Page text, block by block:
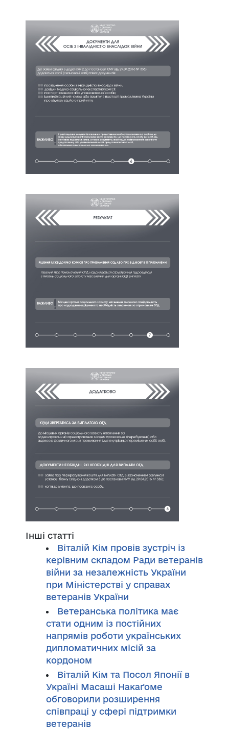
Інші статті
Віталій Кім провів зустріч із
керівним складом Ради ветеранів
війни за незалежність України
при Міністерстві у справах
ветеранів України
Ветеранська політика має
стати одним із постійних
напрямів роботи українських
дипломатичних місій за
кордоном
Віталій Кім та Посол Японії в
Україні Масаші Накаґоме
обговорили розширення
співпраці у сфері підтримки
ветеранів